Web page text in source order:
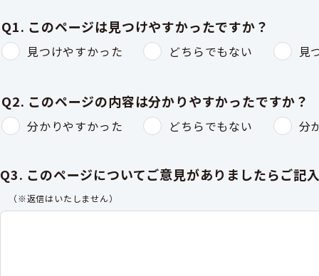
Q1. このページは見つけやすかったですか？
見つけやすかった どちらでもない 見
Q2. このページの内容は分かりやすかったですか？
分かりやすかった どちらでもない 分
Q3. このページについてご意見がありましたらご記
（※返信はいたしません）